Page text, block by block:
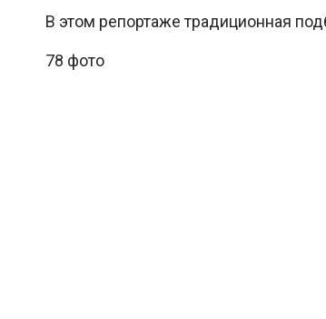
В этом репортаже традиционная
78 фото